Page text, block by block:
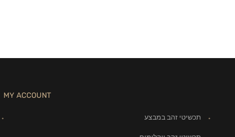
MY ACCOUNT
תכשיטי זהב במבצע